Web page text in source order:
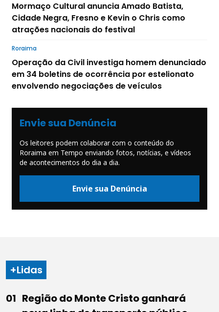
Mormaço Cultural anuncia Amado Batista,
Cidade Negra, Fresno e Kevin o Chris como
atrações nacionais do festival
Roraima
Operação da Civil investiga homem denunciado
em 34 boletins de ocorrência por estelionato
envolvendo negociações de veículos
Envie sua Denúncia
Os leitores podem colaborar com o conteúdo do
Roraima em Tempo enviando fotos, notícias, e vídeos
de acontecimentos do dia a dia.
Envie sua Denúncia
+Lidas
Região do Monte Cristo ganhará